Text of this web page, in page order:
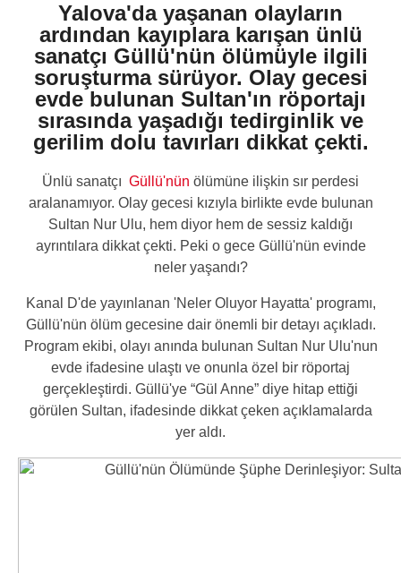
Yalova'da yaşanan olayların
ardından kayıplara karışan ünlü
sanatçı Güllü'nün ölümüyle ilgili
soruşturma sürüyor. Olay gecesi
evde bulunan Sultan'ın röportajı
sırasında yaşadığı tedirginlik ve
gerilim dolu tavırları dikkat çekti.
Ünlü sanatçı Güllü'nün ölümüne ilişkin sır perdesi
aralanamıyor. Olay gecesi kızıyla birlikte evde bulunan
Sultan Nur Ulu, hem diyor hem de sessiz kaldığı
ayrıntılara dikkat çekti. Peki o gece Güllü'nün evinde
neler yaşandı?
Kanal D'de yayınlanan 'Neler Oluyor Hayatta' programı,
Güllü'nün ölüm gecesine dair önemli bir detayı açıkladı.
Program ekibi, olayı anında bulunan Sultan Nur Ulu'nun
evde ifadesine ulaştı ve onunla özel bir röportaj
gerçekleştirdi. Güllü'ye “Gül Anne” diye hitap ettiği
görülen Sultan, ifadesinde dikkat çeken açıklamalarda
yer aldı.